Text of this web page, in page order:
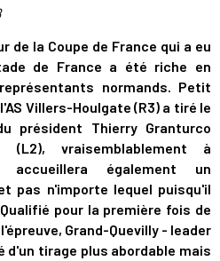
de la Coupe de France qui a eu
de France a été riche en
normands. Petit
Villers-Houlgate (R3) a tiré le
président Thierry Granturco
vraisemblablement à
accueillera également un
pas n'importe lequel puisqu'il
pour la première fois de
Grand-Quevilly - leader
d'un tirage plus abordable mais